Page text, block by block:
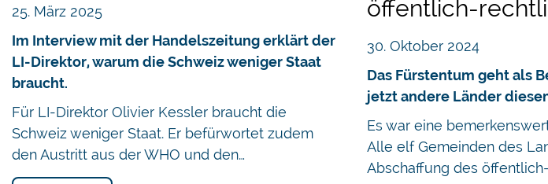
25. März 2025
Im Interview mit der Handelszeitung erklärt der
LI-Direktor, warum die Schweiz weniger Staat
braucht.
Für LI-Direktor Olivier Kessler braucht die
Schweiz weniger Staat. Er befürwortet zudem
den Austritt aus der WHO und den…
öffentlich-
30. Oktober 2024
Das Fürstentum geht als
jetzt andere Länder
Es war eine
Alle elf Gemeinden des
Abschaffung des